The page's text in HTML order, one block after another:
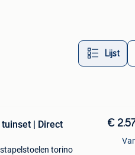
Lijst
| Direct
torino
€